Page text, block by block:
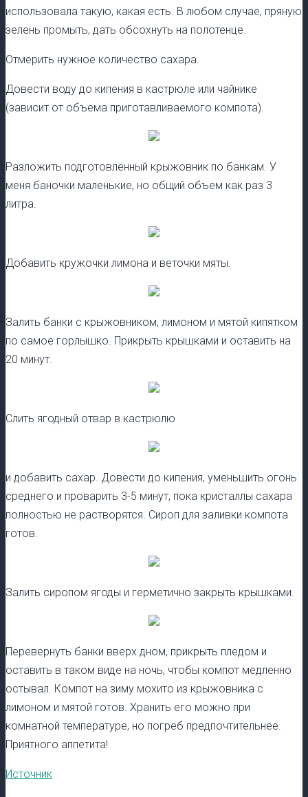
использовала такую, какая есть. В любом случае, пряную
зелень промыть, дать обсохнуть на полотенце.
Отмерить нужное количество сахара.
Довести воду до кипения в кастрюле или чайнике
(зависит от объема приготавливаемого компота).
Разложить подготовленный крыжовник по банкам. У
меня баночки маленькие, но общий объем как раз 3
литра.
Добавить кружочки лимона и веточки мяты.
Залить банки с крыжовником, лимоном и мятой кипятком
по самое горлышко. Прикрыть крышками и оставить на
20 минут.
Слить ягодный отвар в кастрюлю
и добавить сахар. Довести до кипения, уменьшить огонь
среднего и проварить 3-5 минут, пока кристаллы сахара
полностью не растворятся. Сироп для заливки компота
готов.
Залить сиропом ягоды и герметично закрыть крышками.
Перевернуть банки вверх дном, прикрыть пледом и
оставить в таком виде на ночь, чтобы компот медленно
остывал. Компот на зиму мохито из крыжовника с
лимоном и мятой готов. Хранить его можно при
комнатной температуре, но погреб предпочтительнее.
Приятного аппетита!
Источник